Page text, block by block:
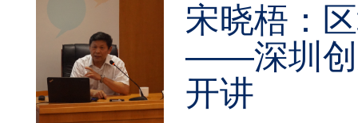
宋晓梧：
——深圳创
开讲